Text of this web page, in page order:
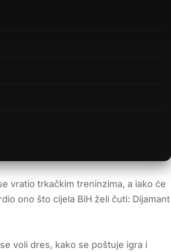
vratio trkačkim treninzima, a iako će
ono što cijela BiH želi čuti: Dijamant
voli dres, kako se poštuje igra i